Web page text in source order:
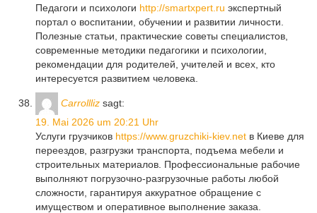
Педагоги и психологи http://smartxpert.ru экспертный
портал о воспитании, обучении и развитии личности.
Полезные статьи, практические советы специалистов,
современные методики педагогики и психологии,
рекомендации для родителей, учителей и всех, кто
интересуется развитием человека.
Carrollliz sagt:
19. Mai 2026 um 20:21 Uhr
Услуги грузчиков https://www.gruzchiki-kiev.net в Киеве для
переездов, разгрузки транспорта, подъема мебели и
строительных материалов. Профессиональные рабочие
выполняют погрузочно-разгрузочные работы любой
сложности, гарантируя аккуратное обращение с
имуществом и оперативное выполнение заказа.